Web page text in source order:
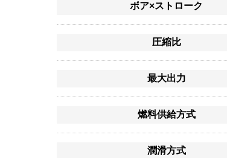
ボア×ストローク
圧縮比
最大出力
燃料供給方式
潤滑方式